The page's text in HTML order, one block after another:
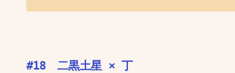
#18 二黒土星 × 丁